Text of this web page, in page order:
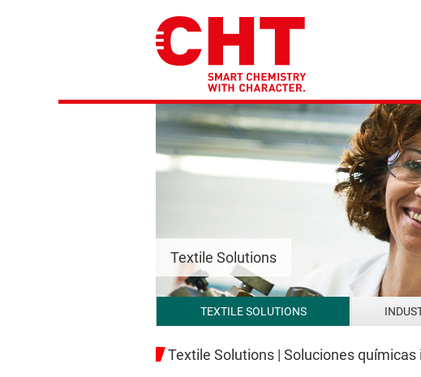
Textile Solutions
TEXTILE SOLUTIONS
Textile Solutions | Soluciones